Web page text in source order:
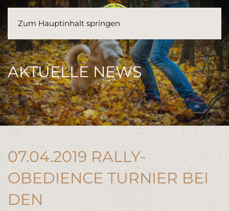
Zum Hauptinhalt springen
AKTUELLE NEWS
07.04.2019 RALLY-
OBEDIENCE TURNIER BEI
DEN